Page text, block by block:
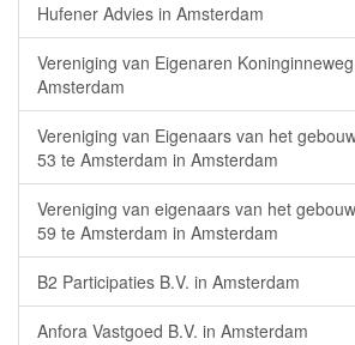
Hufener Advies in Amsterdam
Vereniging van Eigenaren
Amsterdam
Vereniging van Eigenaars van het
53 te Amsterdam in Amsterdam
Vereniging van eigenaars van het
59 te Amsterdam in Amsterdam
B2 Participaties B.V. in Amsterdam
Anfora Vastgoed B.V. in Amsterdam